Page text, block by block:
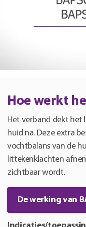
Hoe werkt
Het verband dekt
huid na. Deze extra
vochtbalans van de
littekenklachten
zichtbaar wordt.
De werking van